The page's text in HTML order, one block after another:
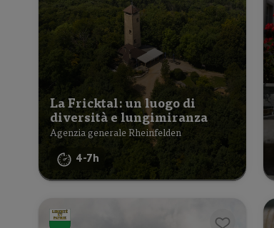
La Fricktal: un luogo di
diversità e lungimiranza
Agenzia generale Rheinfelden
4-7h